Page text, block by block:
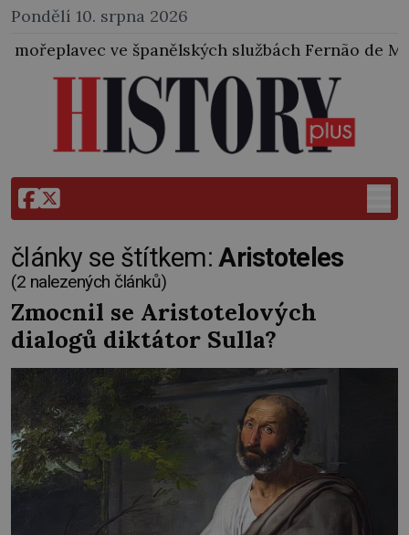
Pondělí 10. srpna 2026
službách Fernão de Magalhães
články se štítkem:Aristoteles
(2 nalezených článků)
Zmocnil se Aristotelových
dialogů diktátor Sulla?